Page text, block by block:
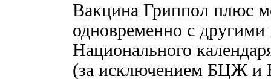
Вакцина Гриппол плюс
одновременно с
Национального
(за исключением БЦЖ